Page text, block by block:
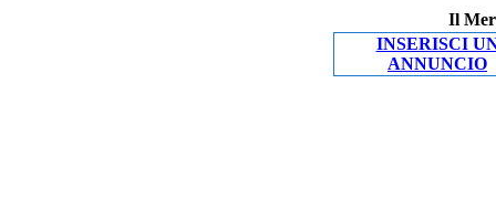
Il
INSERISCI
ANNUNCIO